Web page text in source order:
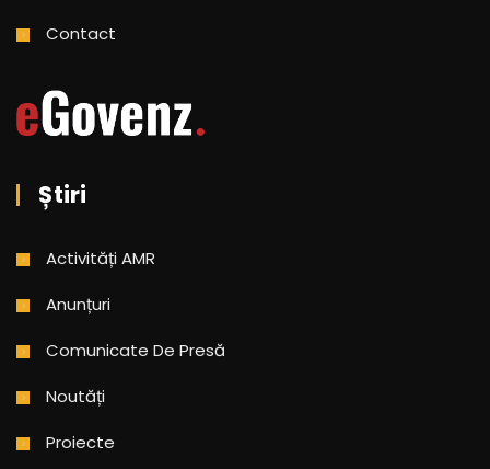
Contact
Știri
Activități AMR
Anunțuri
Comunicate De Presă
Noutăți
Proiecte